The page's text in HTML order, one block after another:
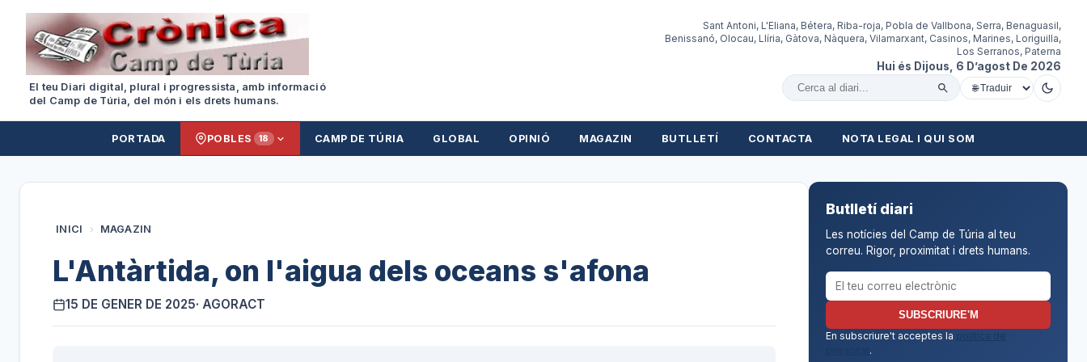
El teu Diari digital, plural i progressista, amb informació
del Camp de Túria, del món i els drets humans.
Sant Antoni, L'Eliana, Bétera, Riba-roja, Pobla de Vallbona, Serra, Benaguasil,
Benissanó, Olocau, Llíria, Gàtova, Nàquera, Vilamarxant, Casinos, Marines, Loriguilla,
Los Serranos, Paterna
Hui és Dijous, 6 D’agost De 2026
Cercar al diari
PORTADA POBLES 18 CAMP DE TÚRIA GLOBAL OPINIÓ MAGAZIN BUTLLETÍ CONTACTA NOTA LEGAL I QUI SOM
INICI › MAGAZIN
L'Antàrtida, on l'aigua dels oceans s'afona
15 DE GENER DE 2025· AGORACT
Butlletí diari
Les notícies del Camp de Túria al teu
correu. Rigor, proximitat i drets humans.
Correu electrònic per al butlletí
SUBSCRIURE'M
En subscriure't acceptes la
política de
.